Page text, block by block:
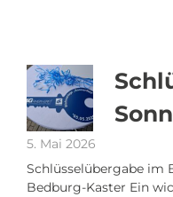
5. Mai 2026
Schlüsselübergabe im
Bedburg-Kaster Ein